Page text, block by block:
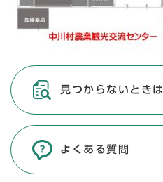
見つからないときは
よくある質問